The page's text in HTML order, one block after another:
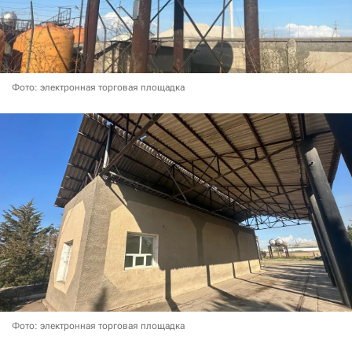
Фото: электронная торговая площадка
Фото: электронная торговая площадка